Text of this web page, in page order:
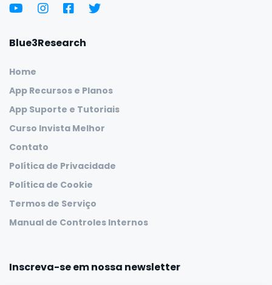
Blue3Research
Home
App Recursos e Planos
App Suporte e Tutoriais
Curso Invista Melhor
Contato
Política de Privacidade
Política de Cookie
Termos de Serviço
Manual de Controles Internos
Inscreva-se em nossa newsletter